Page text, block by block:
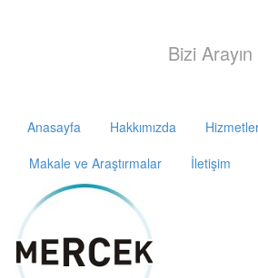
Bizi
Anasayfa Hakkımızda
Makale ve Araştırmalar
İletişim